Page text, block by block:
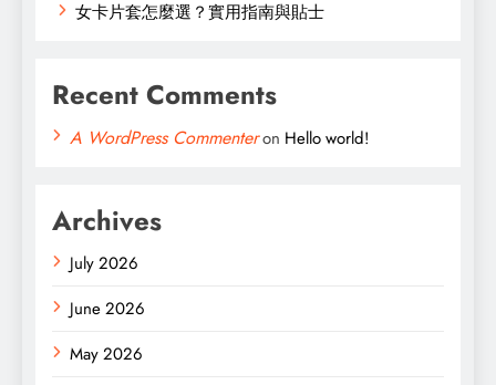
女卡片套怎麼選？實用指南與貼士
Recent Comments
A WordPress Commenteron Hello world!
Archives
July 2026
June 2026
May 2026